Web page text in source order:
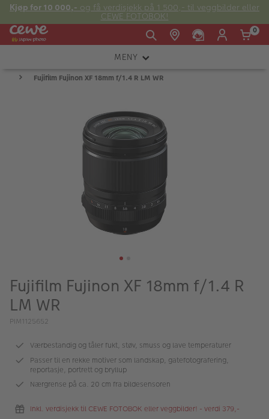
Kjøp for 10 000,- og få verdisjekk på 1 500,- til veggbilder eller
CEWE FOTOBOK!
Fre:
20:00
E-post:
kundeservice@japanphoto.no
0
MENY
KAMERA
Kampanjer
Merker
Lagersalg
Bildeprodukter
Fotokurs
Fujifilm Fujinon XF 18mm f/1.4 R LM WR
Fujifilm Fujinon XF 18mm f/1.4 R
LM WR
PIM1125652
Værbestandig og tåler fukt, støv, smuss og lave temperaturer
Passer til en rekke motiver som landskap, gatefotografering,
reportasje, portrett og bryllup
Nærgrense på ca. 20 cm fra bildesensoren
Inkl. verdisjekk til CEWE FOTOBOK eller veggbilder! - verdi 379,-